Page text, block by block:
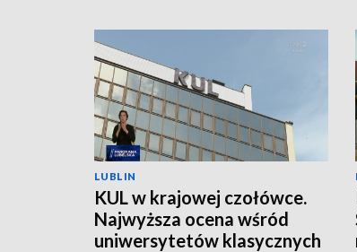
LUBLIN
KUL w krajowej czołówce.
Najwyższa ocena wśród
uniwersytetów klasycznych